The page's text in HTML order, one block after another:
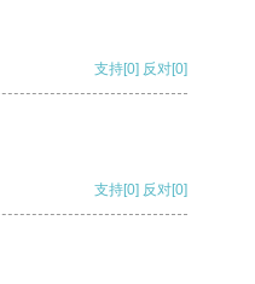
支持[0] 反对[0]
支持[0] 反对[0]